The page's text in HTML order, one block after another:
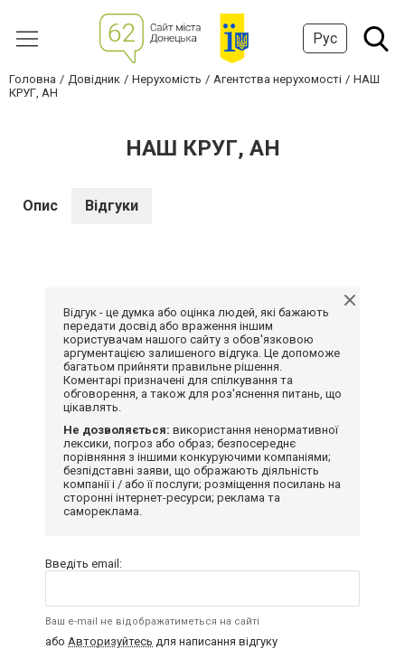
Рус
Головна Довідник Нерухомість Агентства нерухомості
НАШ
КРУГ, АН
НАШ КРУГ, АН
Опис Відгуки
Відгук - це думка або оцінка людей, які бажають
передати досвід або враження іншим
користувачам нашого сайту з обов'язковою
аргументацією залишеного відгука. Це допоможе
багатьом прийняти правильне рішення.
Коментарі призначені для спілкування та
обговорення, а також для роз'яснення питань, що
цікавлять.
Не дозволяється: використання ненормативної
лексики, погроз або образ; безпосереднє
порівняння з іншими конкуруючими компаніями;
безпідставні заяви, що ображають діяльність
компанії і / або її послуги; розміщення посилань на
сторонні інтернет-ресурси; реклама та
самореклама.
Введіть email:
Ваш e-mail не відображатиметься на сайті
або Авторизуйтесь для написання відгуку